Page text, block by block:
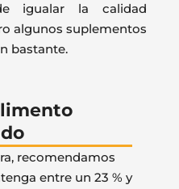
igualar la calidad
algunos suplementos
bastante.
recomendamos
entre un 23 % y